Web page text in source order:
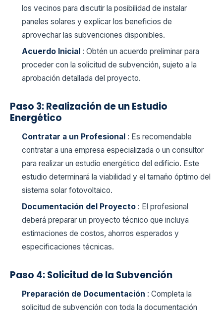
los vecinos para discutir la posibilidad de instalar
paneles solares y explicar los beneficios de
aprovechar las subvenciones disponibles.
Acuerdo Inicial : Obtén un acuerdo preliminar para
proceder con la solicitud de subvención, sujeto a la
aprobación detallada del proyecto.
Paso 3: Realización de un Estudio
Energético
Contratar a un Profesional : Es recomendable
contratar a una empresa especializada o un consultor
para realizar un estudio energético del edificio. Este
estudio determinará la viabilidad y el tamaño óptimo del
sistema solar fotovoltaico.
Documentación del Proyecto : El profesional
deberá preparar un proyecto técnico que incluya
estimaciones de costos, ahorros esperados y
especificaciones técnicas.
Paso 4: Solicitud de la Subvención
Preparación de Documentación : Completa la
solicitud de subvención con toda la documentación